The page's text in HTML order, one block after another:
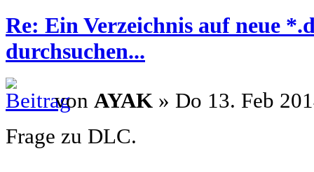
Re: Ein Verzeichnis auf neue
durchsuchen...
von AYAK » Do 13. Feb
Frage zu DLC.